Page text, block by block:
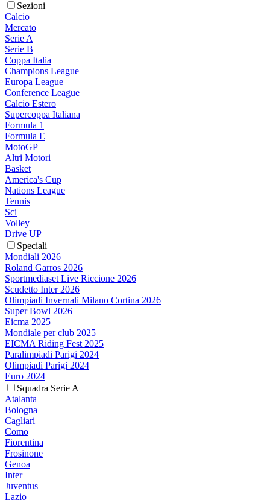
Sezioni
Calcio
Mercato
Serie A
Serie B
Coppa Italia
Champions League
Europa League
Conference League
Calcio Estero
Supercoppa Italiana
Formula 1
Formula E
MotoGP
Altri Motori
Basket
America's Cup
Nations League
Tennis
Sci
Volley
Drive UP
Speciali
Mondiali 2026
Roland Garros 2026
Sportmediaset Live Riccione 2026
Scudetto Inter 2026
Olimpiadi Invernali Milano Cortina 2026
Super Bowl 2026
Eicma 2025
Mondiale per club 2025
EICMA Riding Fest 2025
Paralimpiadi Parigi 2024
Olimpiadi Parigi 2024
Euro 2024
Squadra Serie A
Atalanta
Bologna
Cagliari
Como
Fiorentina
Frosinone
Genoa
Inter
Juventus
Lazio